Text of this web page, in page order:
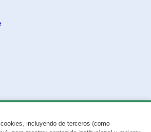
incluyendo de terceros (como
con esta página?Repórtalo aquí.